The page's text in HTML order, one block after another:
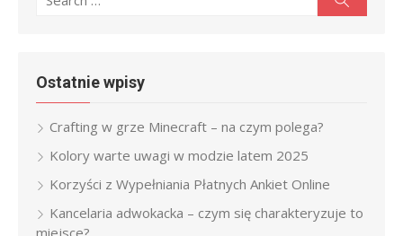
Ostatnie wpisy
Crafting w grze Minecraft – na czym polega?
Kolory warte uwagi w modzie latem 2025
Korzyści z Wypełniania Płatnych Ankiet Online
Kancelaria adwokacka – czym się charakteryzuje to
miejsce?